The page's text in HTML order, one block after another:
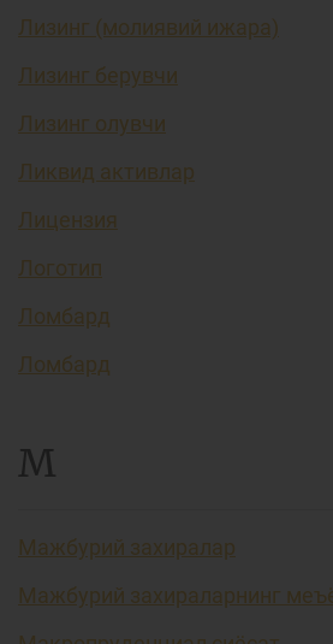
Лизинг (молиявий ижара)
Лизинг берувчи
Лизинг олувчи
Ликвид активлар
Лицензия
Логотип
Ломбард
Ломбард
М
Мажбурий захиралар
Мажбурий захираларнинг